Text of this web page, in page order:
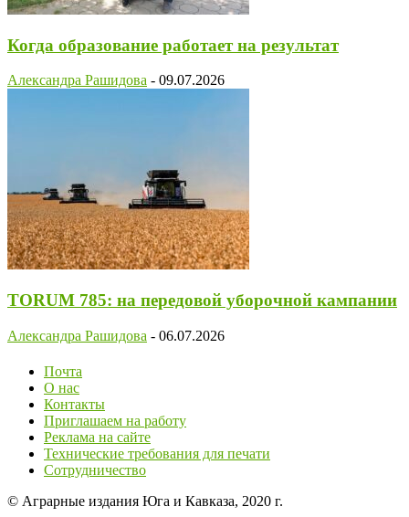
Когда образование работает на результат
Александра Рашидова - 09.07.2026
TORUM 785: на передовой уборочной кампании
Александра Рашидова - 06.07.2026
Почта
О нас
Контакты
Приглашаем на работу
Реклама на сайте
Технические требования для печати
Сотрудничество
© Аграрные издания Юга и Кавказа, 2020 г.